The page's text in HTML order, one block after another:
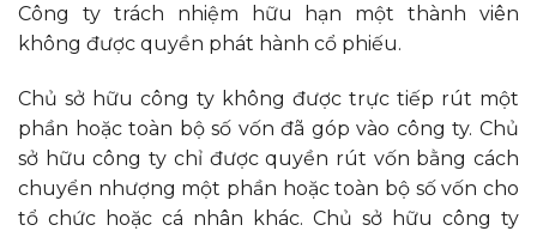
Công ty trách nhiệm hữu hạn một thành viên
không được quyền phát hành cổ phiếu.
Chủ sở hữu công ty không được trực tiếp rút một
phần hoặc toàn bộ số vốn đã góp vào công ty. Chủ
sở hữu công ty chỉ được quyền rút vốn bằng cách
chuyển nhượng một phần hoặc toàn bộ số vốn cho
tổ chức hoặc cá nhân khác. Chủ sở hữu công ty